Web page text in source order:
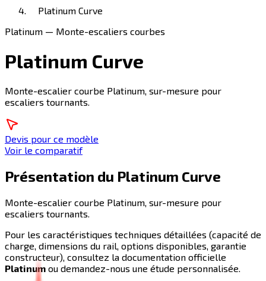
Platinum Curve
Platinum — Monte-escaliers courbes
Platinum Curve
Monte-escalier courbe Platinum, sur-mesure pour
escaliers tournants.
Devis pour ce modèle
Voir le comparatif
Présentation du Platinum Curve
Monte-escalier courbe Platinum, sur-mesure pour
escaliers tournants.
Pour les caractéristiques techniques détaillées (capacité de
charge, dimensions du rail, options disponibles, garantie
constructeur), consultez la documentation officielle
Platinum ou demandez-nous une étude personnalisée.